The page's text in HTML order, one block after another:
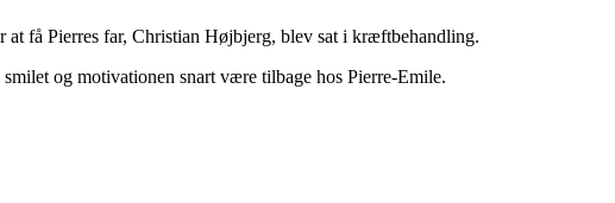
at få Pierres far, Christian Højbjerg, blev sat i kræftbehandling.
og motivationen snart være tilbage hos Pierre-Emile.